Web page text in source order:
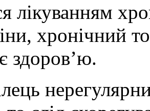
лікуванням
хронічний
здоров’ю.